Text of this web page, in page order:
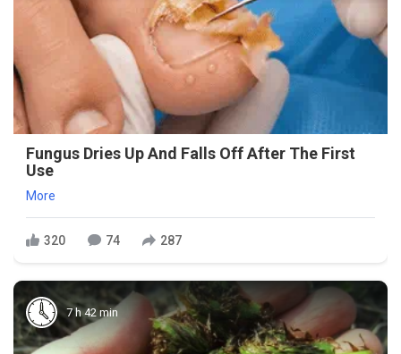
Fungus Dries Up And Falls Off After The First
Use
More
320 74 287
7 h 42 min